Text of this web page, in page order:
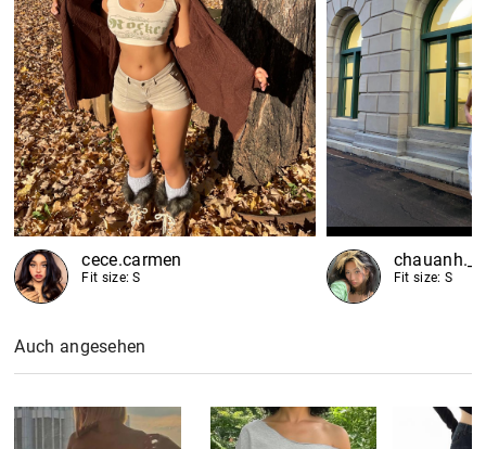
cece.carmen
Fit size: S Fit size: S
Auch angesehen